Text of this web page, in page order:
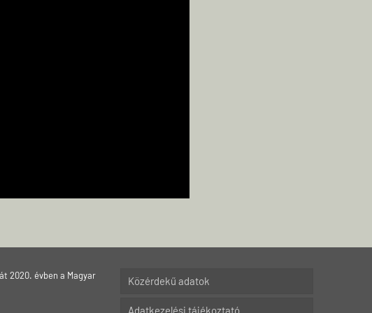
2020. évben a Magyar
Közérdekű adatok
Adatkezelési tájékoztató